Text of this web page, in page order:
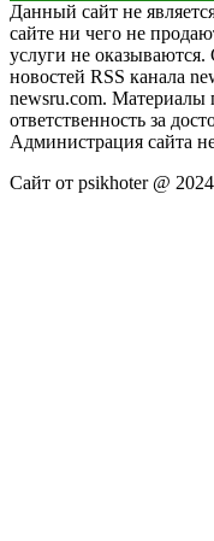
Данный сайт не
сайте ни чего не
услуги не оказываются.
новостей RSS канала
newsru.com. Материалы
ответственность за
Администрация сайта
Сайт от psikhoter @ 2024